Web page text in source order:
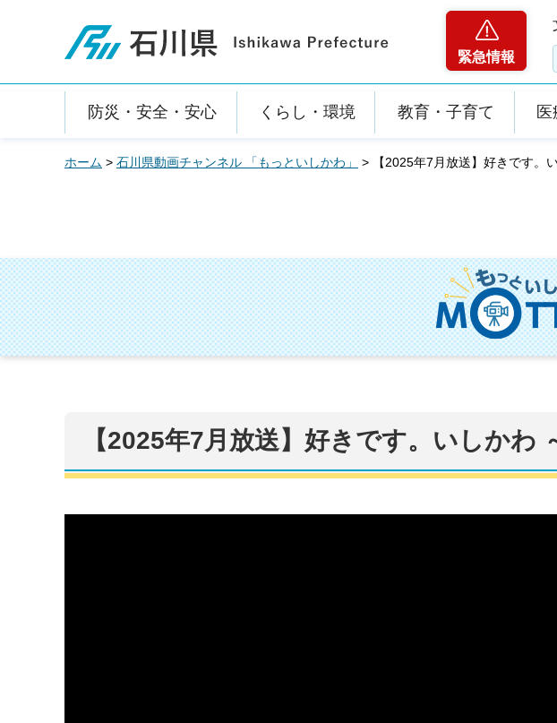
石川県
緊急情報
防災・安全・安心 くらし・環境 教育・子育て
ホーム > 石川県動画チャンネル 「もっといしかわ」 > 【2025年7月放送】好きです。
【2025年7月放送】好きです。いしか